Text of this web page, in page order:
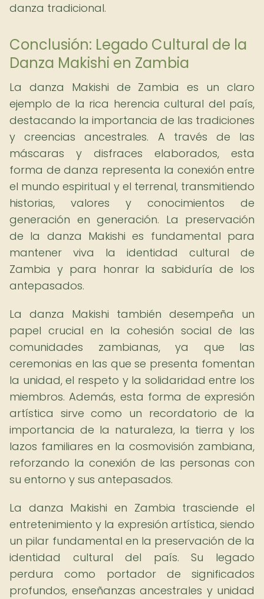
danza tradicional.
Conclusión: Legado Cultural de la
Danza Makishi en Zambia
La danza Makishi de Zambia es un claro
ejemplo de la rica herencia cultural del país,
destacando la importancia de las tradiciones
y creencias ancestrales. A través de las
máscaras y disfraces elaborados, esta
forma de danza representa la conexión entre
el mundo espiritual y el terrenal, transmitiendo
historias, valores y conocimientos de
generación en generación. La preservación
de la danza Makishi es fundamental para
mantener viva la identidad cultural de
Zambia y para honrar la sabiduría de los
antepasados.
La danza Makishi también desempeña un
papel crucial en la cohesión social de las
comunidades zambianas, ya que las
ceremonias en las que se presenta fomentan
la unidad, el respeto y la solidaridad entre los
miembros. Además, esta forma de expresión
artística sirve como un recordatorio de la
importancia de la naturaleza, la tierra y los
lazos familiares en la cosmovisión zambiana,
reforzando la conexión de las personas con
su entorno y sus antepasados.
La danza Makishi en Zambia trasciende el
entretenimiento y la expresión artística, siendo
un pilar fundamental en la preservación de la
identidad cultural del país. Su legado
perdura como portador de significados
profundos, enseñanzas ancestrales y unidad